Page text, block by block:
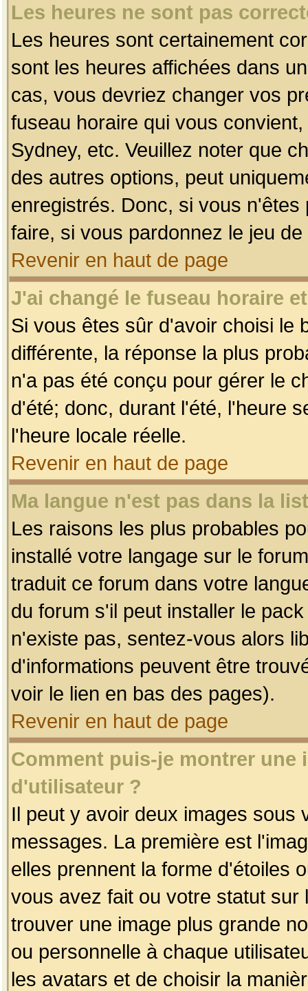
Les heures ne sont pas
Les heures sont certainement
sont les heures affichées dans
cas, vous devriez changer vos
fuseau horaire qui vous
Sydney, etc. Veuillez noter que
des autres options, peut
enregistrés. Donc, si vous
faire, si vous pardonnez le jeu
Revenir en haut de page
J'ai changé le fuseau horaire
Si vous êtes sûr d'avoir choisi le
différente, la réponse la plus
n'a pas été conçu pour gérer le
d'été; donc, durant l'été, l'heure
l'heure locale réelle.
Revenir en haut de page
Ma langue n'est pas dans la
Les raisons les plus probables
installé votre langage sur le
traduit ce forum dans votre
du forum s'il peut installer le
n'existe pas, sentez-vous alors
d'informations peuvent être
voir le lien en bas des pages).
Revenir en haut de page
Comment puis-je montrer une
d'utilisateur ?
Il peut y avoir deux images sous
messages. La première est
elles prennent la forme d'étoiles
vous avez fait ou votre statut
trouver une image plus grande
ou personnelle à chaque
les avatars et de choisir la